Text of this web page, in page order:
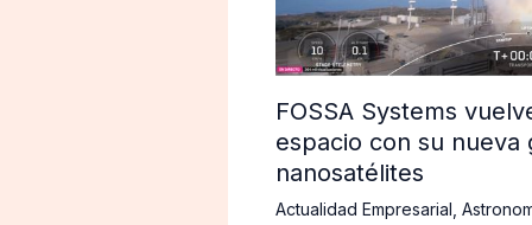
FOSSA Systems
espacio con su nueva
nanosatélites
Actualidad Empresarial